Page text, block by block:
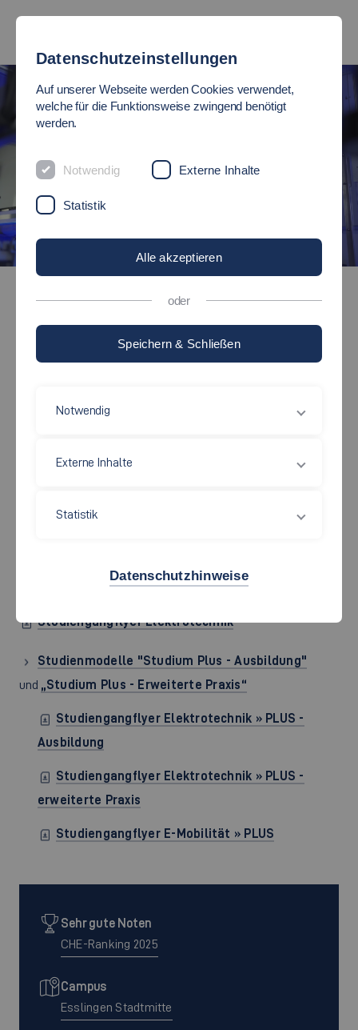
Elektrotechnik studieren: Bachelor of Engineering (B.Eng.)
Bachelor of Engineering (B.Eng.)
Elektromobilität, Medizintechnik, Smart Factory, Wind- und
sind die Zukunftsthemen, die Du nach dem Abschluss des
Bereich zeichnet sich durch hohe Innovationskraft und
werden dringend gesucht.
Studiengangflyer Elektrotechnik
Studienmodelle "Studium Plus - Ausbildung"
und „Studium Plus - Erweiterte Praxis“
Studiengangflyer Elektrotechnik » PLUS -
Ausbildung
Studiengangflyer Elektrotechnik » PLUS -
erweiterte Praxis
Studiengangflyer E-Mobilität » PLUS
Sehr gute Noten
CHE-Ranking 2025
Campus
Esslingen Stadtmitte
Datenschutzeinstellungen
Auf unserer Webseite werden Cookies verwendet,
welche für die Funktionsweise zwingend benötigt
werden.
Notwendig Externe Inhalte
Statistik
Alle akzeptieren
oder
Speichern & Schließen
Notwendig
Externe Inhalte
Statistik
Datenschutzhinweise